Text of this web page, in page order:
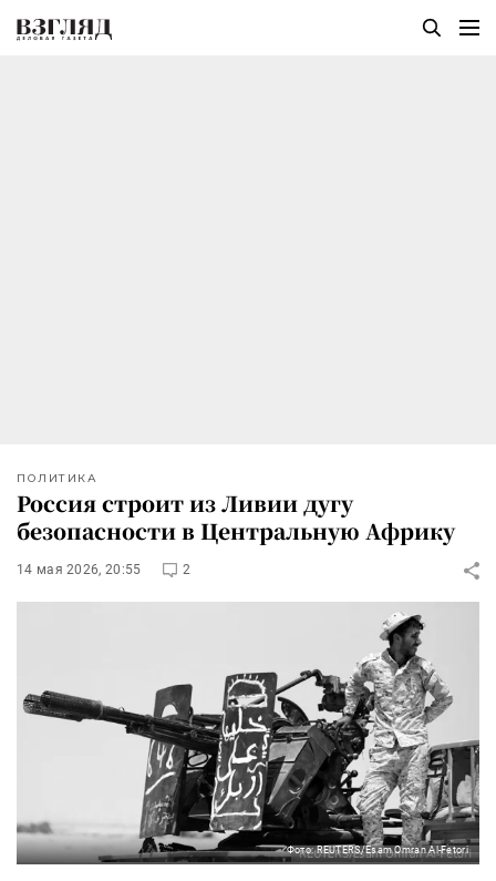
ПОЛИТИКА
Россия строит из Ливии дугу
безопасности в Центральную Африку
14 мая 2026, 20:55 2
Фото: REUTERS/Esam Omran Al-Fetori